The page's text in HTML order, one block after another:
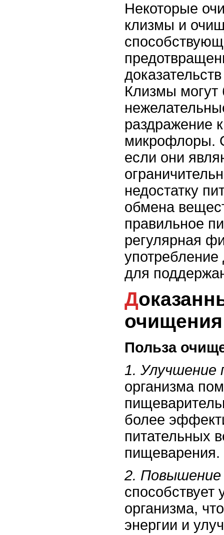
Некоторые
клизмы и
Клизмы могут
раздражение
микрофлоры.
если они
недостатку
обмена
правильное
регулярная
употребление
для
Доказанные польза и вред
Польза
1. Улучшение
организма
более
питательных
пищеварения.
2. Повышение
способствует
организма,
энергии и